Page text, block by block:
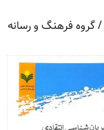
/گروه فرهنگ و رسانه